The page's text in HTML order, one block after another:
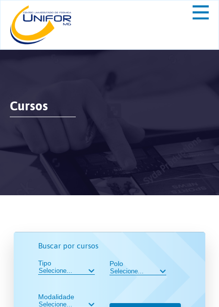
Cursos
Buscar por cursos
Tipo
Modalidade
Polo